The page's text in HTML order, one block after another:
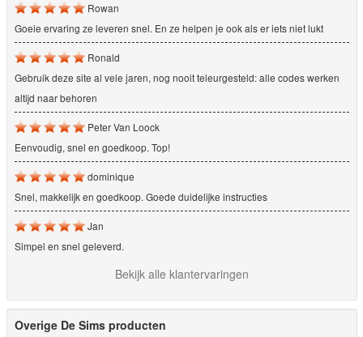
Rowan
Goeie ervaring ze leveren snel. En ze helpen je ook als er iets niet lukt
Ronald
Gebruik deze site al vele jaren, nog nooit teleurgesteld: alle codes werken
altijd naar behoren
Peter Van Loock
Eenvoudig, snel en goedkoop. Top!
dominique
Snel, makkelijk en goedkoop. Goede duidelijke instructies
Jan
Simpel en snel geleverd.
Bekijk alle klantervaringen
Overige De Sims producten